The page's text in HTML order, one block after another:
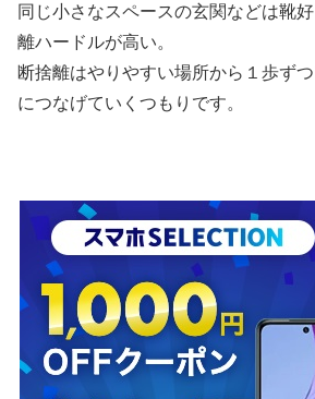
同じ小さなスペースの玄関などは靴
離ハードルが高い。
断捨離はやりやすい場所から１歩ず
につなげていくつもりです。